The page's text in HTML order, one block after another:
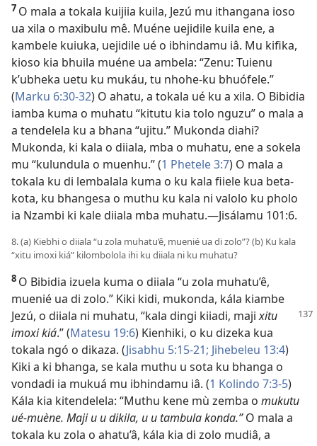
7 O mala a tokala kuijiia kuila, Jezú mu ithangana ioso
ua xila o maxibulu mê. Muéne uejidile kuila ene, a
kambele kuiuka, uejidile ué o ibhindamu iâ. Mu kifika,
kioso kia bhuila muéne ua ambela: “Zenu: Tuienu
k’ubheka uetu ku mukáu, tu nhohe-ku bhuófele.”
(Marku 6:30-32) O ahatu, a tokala ué ku a xila. O Bibidia
iamba kuma o muhatu “kitutu kia tolo nguzu” o mala a
a tendelela ku a bhana “ujitu.” Mukonda diahi?
Mukonda, ki kala o diiala, mba o muhatu, ene a sokela
mu “kulundula o muenhu.” (1 Phetele 3:7) O mala a
tokala ku di lembalala kuma o ku kala fiiele kua beta-
kota, ku bhangesa o muthu ku kala ni valolo ku pholo
ia Nzambi ki kale diiala mba muhatu.—Jisálamu 101:6.
8. (a) Kiebhi o diiala “u zola muhatu’ê, muenié ua di zolo”? (b) Ku kala
“xitu imoxi kiá” kilombolola ihi ku diiala ni ku muhatu?
8 O Bibidia izuela kuma o diiala “u zola muhatu’ê,
muenié ua di zolo.” Kiki kidi, mukonda, kála kiambe
Jezú, o diiala ni muhatu, “kala dingi kiiadi, majixitu
imoxi kiá.” (Matesu 19:6) Kienhiki, o ku dizeka kua
tokala ngó o dikaza. (Jisabhu 5:15-21; Jihebeleu 13:4)
Kiki a ki bhanga, se kala muthu u sota ku bhanga o
vondadi ia mukuá mu ibhindamu iâ. (1 Kolindo 7:3-5)
Kála kia kitendelela: “Muthu kene mù zemba o mukutu
ué-muène. Maji u u dikila, u u tambula konda.”O mala a
tokala ku zola o ahatu’â, kála kia di zolo mudiâ, a